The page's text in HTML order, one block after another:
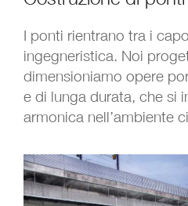
I ponti rientrano tra i
ingegneristica. Noi
dimensioniamo opere
e di lunga durata, che si
armonica nell’ambiente